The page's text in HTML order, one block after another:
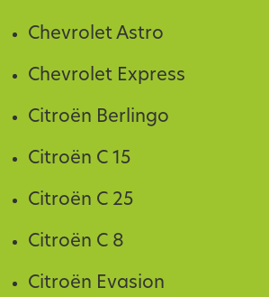
Chevrolet Astro
Chevrolet Express
Citroën Berlingo
Citroën C 15
Citroën C 25
Citroën C 8
Citroën Evasion